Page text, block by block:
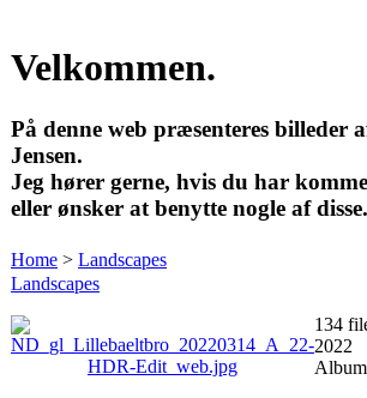
Velkommen.
På denne web præsenteres billeder
Jensen.
Jeg hører gerne, hvis du har
eller ønsker at benytte nogle af disse.
Home > Landscapes
Landscapes
134
2022